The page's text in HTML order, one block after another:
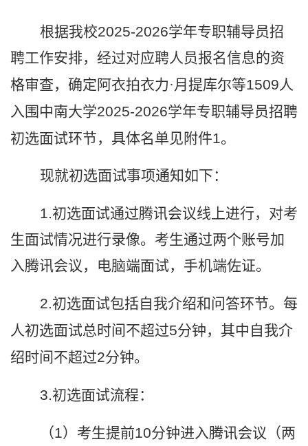
根据我校2025-2026学年专职辅导员招
聘工作安排，经过对应聘人员报名信息的资
格审查，确定阿衣拍衣力·月提库尔等1509 人
入围中南大学2025-2026学年专职辅导员招聘
初选面试环节，具体名单见附件1 。
现就初选面试事项通知如下：
1. 初选面试通过腾讯会议线上进行，对考
生面试情况进行录像。考生通过两个账号加
入腾讯会议，电脑端面试，手机端佐证。
2. 初选面试包括自我介绍和问答环节。每
人初选面试总时间不超过5分钟，其中自我介
绍时间不超过2分钟。
3. 初选面试流程：
（1 ）考生提前10分钟进入腾讯会议（两